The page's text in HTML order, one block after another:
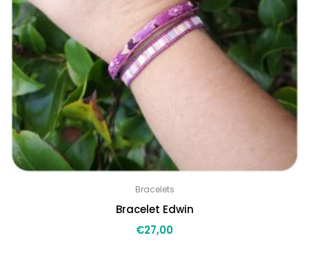
Bracelets
Bracelet Edwin
€27,00